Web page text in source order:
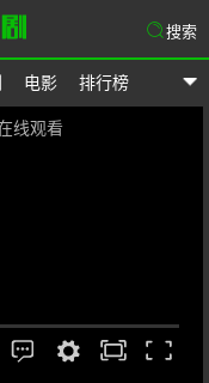
电影 排行榜
搜索
线观看